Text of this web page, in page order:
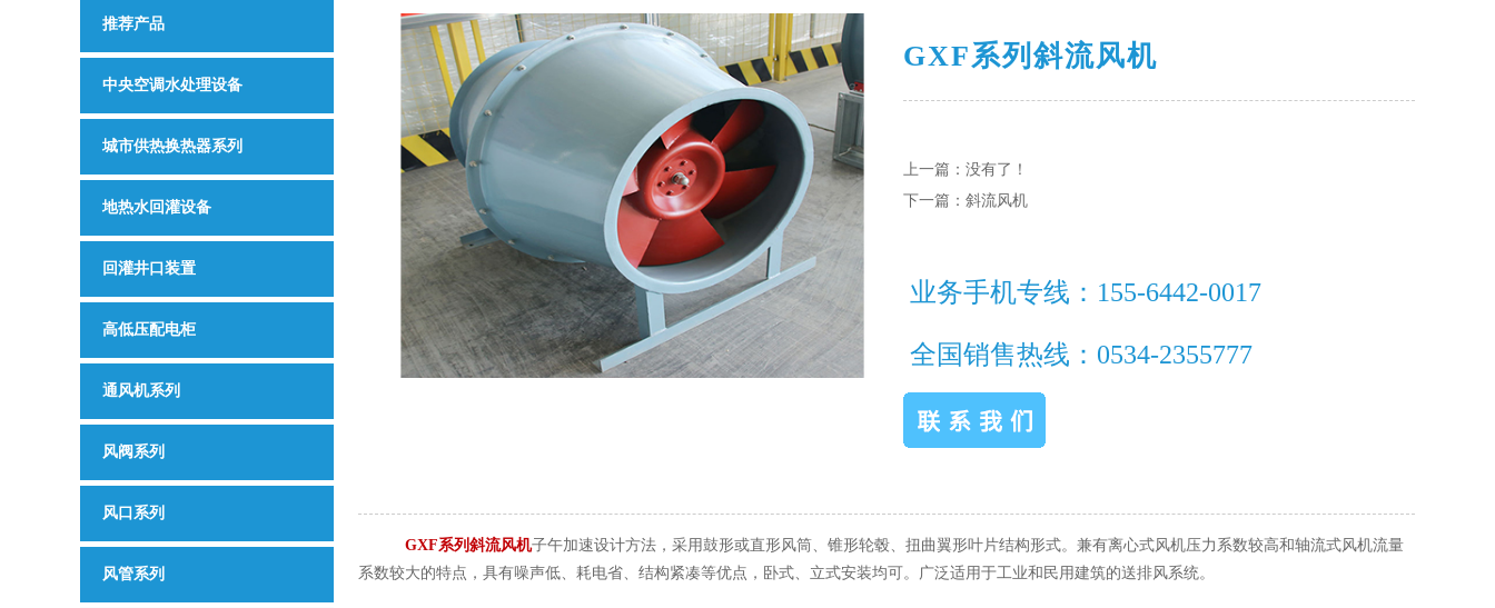
GXF系列斜流风机
上一篇：没有了！
下一篇： 斜流风机
业务手机专线：155-6442-0017
全国销售热线：0534-2355777
GXF系列斜流风机子午加速设计方法，采用鼓形或直形风筒、锥形轮毂、扭曲翼形叶片结构形式。兼有离心式风机压力系数较高和轴流式风机流量
系数较大的特点，具有噪声低、耗电省、结构紧凑等优点，卧式、立式安装均可。广泛适用于工业和民用建筑的送排风系统。
推荐产品
中央空调水处理设备
城市供热换热器系列
地热水回灌设备
回灌井口装置
高低压配电柜
通风机系列
风阀系列
风口系列
风管系列